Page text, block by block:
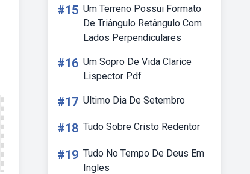
#15 Um Terreno Possui Formato
De Triângulo Retângulo Com
Lados Perpendiculares
#16 Um Sopro De Vida Clarice
Lispector Pdf
#17 Ultimo Dia De Setembro
#18 Tudo Sobre Cristo Redentor
#19 Tudo No Tempo De Deus Em
Ingles